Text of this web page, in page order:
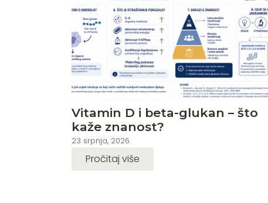
Vitamin D i beta-glukan – što
kaže znanost?
23 srpnja, 2026
Pročitaj više